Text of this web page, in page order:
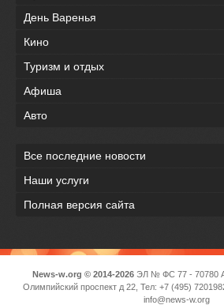
День Варенья
Кино
Туризм и отдых
Афиша
Авто
Все последние новости
Наши услуги
Полная версия сайта
News-w.org © 2014-2026ЭЛ № ФС 77 - 70780
Олимпийский проспект д 22, Тел: +7 (495)
info@news-w.org